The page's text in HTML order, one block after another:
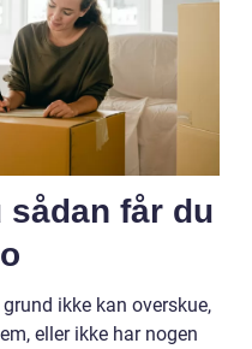
sådan får du
ikke kan overskue,
eller ikke har nogen